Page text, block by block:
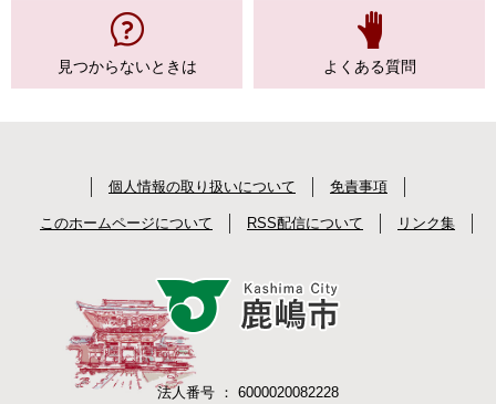
見つからないときは よくある質問
個人情報の取り扱いについて 免責事項
このホームページについて RSS配信について リンク集
法人番号 ： 6000020082228